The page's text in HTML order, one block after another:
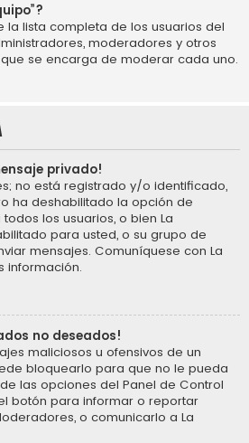
la lista completa de los usuarios del
moderadores y otros
se encarga de moderar cada uno.
privado!
no está registrado y/o identificado,
ha deshabilitado la opción de
los usuarios, o bien La
para usted, o su grupo de
mensajes. Comuníquese con La
información.
no deseados!
maliciosos u ofensivos de un
bloquearlo para que no le pueda
las opciones del Panel de Control
botón para informar o reportar
o comunicarlo a La